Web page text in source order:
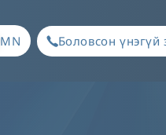
MN Боловсон үнэгүй